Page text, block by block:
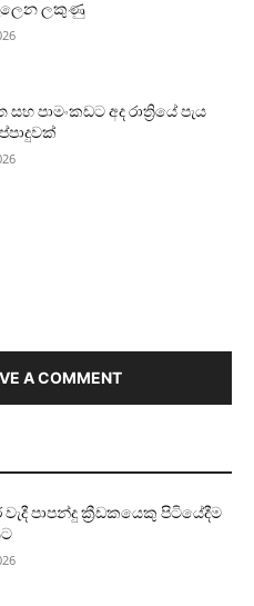
ලකුණු
පාමංකඩට අද රාත්‍රියේ පැය
A COMMENT
පාපන්දු ක්‍රීඩකයෙකු පිටියේදීම